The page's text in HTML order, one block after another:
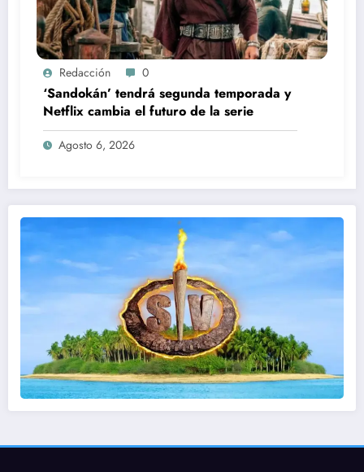
Redacción 0
‘Sandokán’ tendrá segunda temporada y
Netflix cambia el futuro de la serie
Agosto 6, 2026